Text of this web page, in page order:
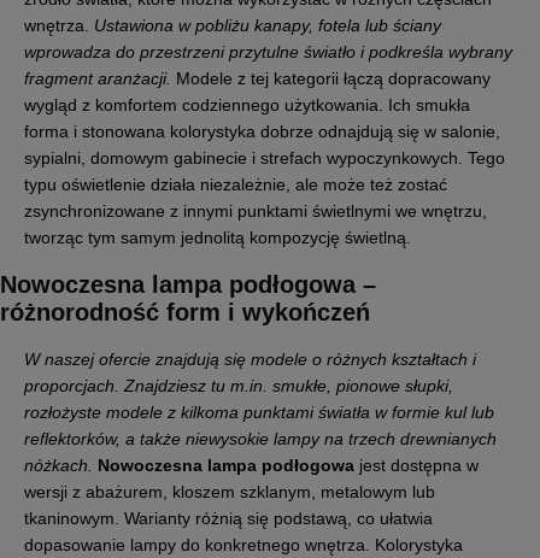
wnętrza. Ustawiona w pobliżu kanapy, fotela lub ściany
wprowadza do przestrzeni przytulne światło i podkreśla wybrany
fragment aranżacji. Modele z tej kategorii łączą dopracowany
wygląd z komfortem codziennego użytkowania. Ich smukła
forma i stonowana kolorystyka dobrze odnajdują się w salonie,
sypialni, domowym gabinecie i strefach wypoczynkowych. Tego
typu oświetlenie działa niezależnie, ale może też zostać
zsynchronizowane z innymi punktami świetlnymi we wnętrzu,
tworząc tym samym jednolitą kompozycję świetlną.
Nowoczesna lampa podłogowa–
różnorodność form i wykończeń
W naszej ofercie znajdują się modele o różnych kształtach i
proporcjach. Znajdziesz tu m.in. smukłe, pionowe słupki,
rozłożyste modele z kilkoma punktami światła w formie kul lub
reflektorków, a także niewysokie lampy na trzech drewnianych
nóżkach. Nowoczesna lampa podłogowa jest dostępna w
wersji z abażurem, kloszem szklanym, metalowym lub
tkaninowym. Warianty różnią się podstawą, co ułatwia
dopasowanie lampy do konkretnego wnętrza. Kolorystyka